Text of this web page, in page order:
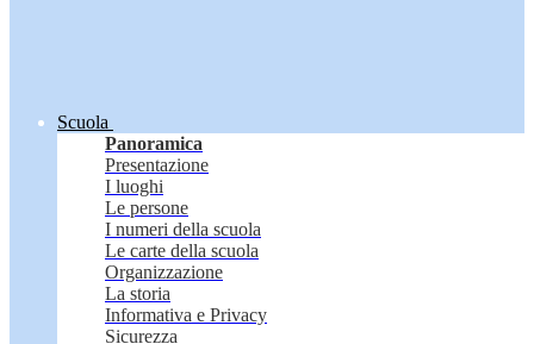
Scuola
Panoramica
Presentazione
I luoghi
Le persone
I numeri della scuola
Le carte della scuola
Organizzazione
La storia
Informativa e Privacy
Sicurezza